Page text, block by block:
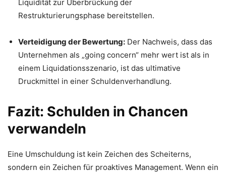
Liquidität zur Überbrückung der
Restrukturierungsphase bereitstellen.
Verteidigung der Bewertung: Der Nachweis, dass das
Unternehmen als „going concern“ mehr wert ist als in
einem Liquidationsszenario, ist das ultimative
Druckmittel in einer Schuldenverhandlung.
Fazit: Schulden in Chancen
verwandeln
Eine Umschuldung ist kein Zeichen des Scheiterns,
sondern ein Zeichen für proaktives Management. Wenn ein